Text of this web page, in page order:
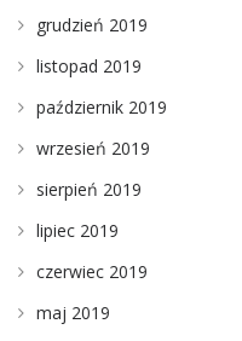
grudzień 2019
listopad 2019
październik 2019
wrzesień 2019
sierpień 2019
lipiec 2019
czerwiec 2019
maj 2019